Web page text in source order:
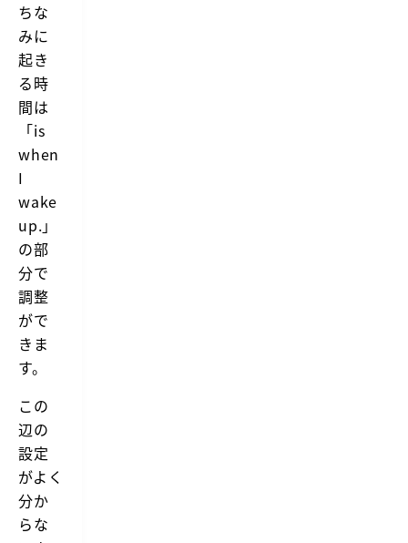
ちな
みに
起き
る時
間は
「is
when
I
wake
up.」
の部
分で
調整
がで
きま
す。
この
辺の
設定
がよく
分か
らな